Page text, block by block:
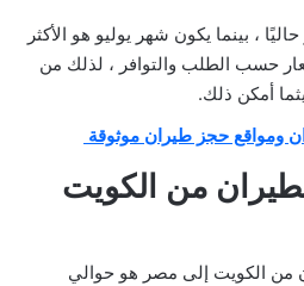
، بينما يكون شهر يوليو هو الأكثر
حسب الطلب والتوافر ، لذلك من
أمكن ذلك.
ومواقع حجز طيران موثوقة
من الكويت
الكويت إلى مصر هو حوالي